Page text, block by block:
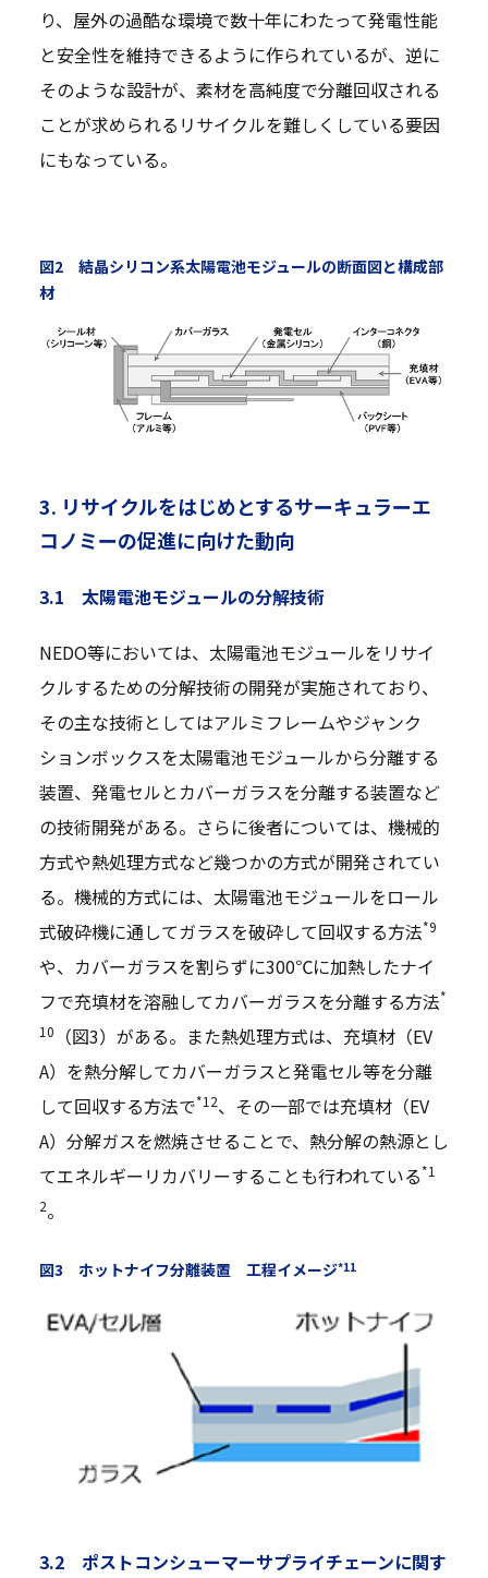
り、屋外の過酷な環境で数十年にわたって発電性能
と安全性を維持できるように作られているが、逆に
そのような設計が、素材を高純度で分離回収される
ことが求められるリサイクルを難しくしている要因
にもなっている。
図2 結晶シリコン系太陽電池モジュールの断面図と構成部
材
3. リサイクルをはじめとするサーキュラーエ
コノミーの促進に向けた動向
3.1 太陽電池モジュールの分解技術
NEDO等においては、太陽電池モジュールをリサイ
クルするための分解技術の開発が実施されており、
その主な技術としてはアルミフレームやジャンク
ションボックスを太陽電池モジュールから分離する
装置、発電セルとカバーガラスを分離する装置など
の技術開発がある。さらに後者については、機械的
方式や熱処理方式など幾つかの方式が開発されてい
る。機械的方式には、太陽電池モジュールをロール
式破砕機に通してガラスを破砕して回収する方法*9
や、カバーガラスを割らずに300℃に加熱したナイ
フで充填材を溶融してカバーガラスを分離する方法*
10
（図3）がある。また熱処理方式は、充填材（EV
A）を熱分解してカバーガラスと発電セル等を分離
して回収する方法で*12、その一部では充填材（EV
A）分解ガスを燃焼させることで、熱分解の熱源とし
てエネルギーリカバリーすることも行われている*1
2。
図3 ホットナイフ分離装置 工程イメージ*11
3.2 ポストコンシューマーサプライチェーンに関す